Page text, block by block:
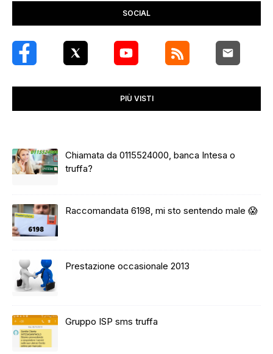
SOCIAL
PIÙ VISTI
Chiamata da 0115524000, banca Intesa o
truffa?
Raccomandata 6198, mi sto sentendo male 😱
Prestazione occasionale 2013
Gruppo ISP sms truffa